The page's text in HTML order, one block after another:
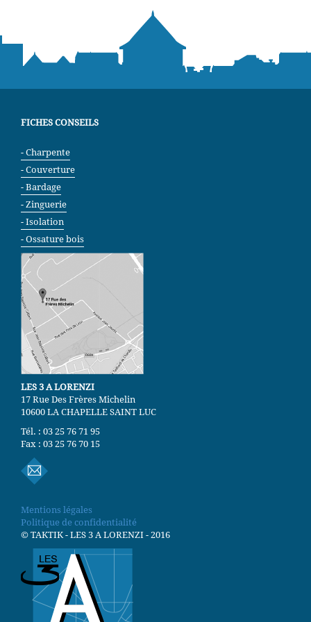
FICHES CONSEILS
Charpente
Couverture
Bardage
Zinguerie
Isolation
Ossature bois
LES 3 A LORENZI
17 Rue Des Frères Michelin
10600 LA CHAPELLE SAINT LUC
Tél. : 03 25 76 71 95
Fax : 03 25 76 70 15
Mentions légales
Politique de confidentialité
© TAKTIK - LES 3 A LORENZI - 2016